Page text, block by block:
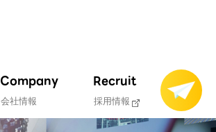
Company
会社情報
Recruit
採用情報